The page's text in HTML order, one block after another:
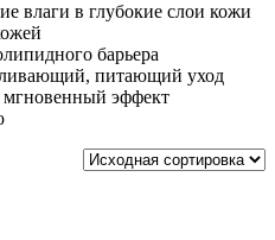
влаги в глубокие слои кожи
барьера
питающий уход
мгновенный эффект